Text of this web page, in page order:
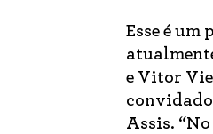
Esse é
e Vitor
Assis.